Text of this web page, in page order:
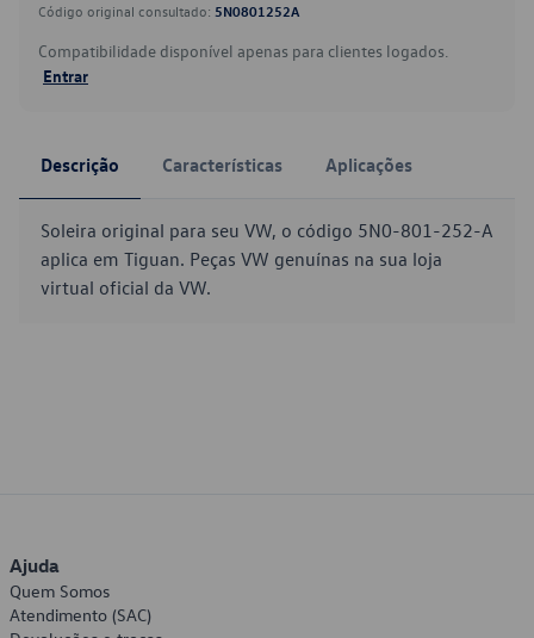
Código original consultado: 5N0801252A
Compatibilidade disponível apenas para clientes logados.
Entrar
Descrição Características Aplicações
Soleira original para seu VW, o código 5N0-801-252-A
aplica em Tiguan. Peças VW genuínas na sua loja
virtual oficial da VW.
Ajuda
Quem Somos
Atendimento (SAC)